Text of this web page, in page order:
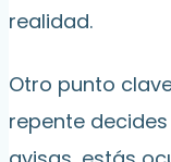
realidad.
Otro punto
repente